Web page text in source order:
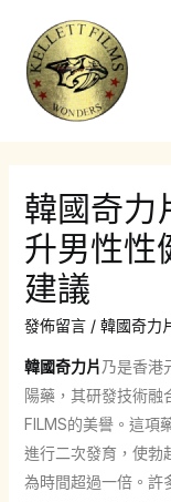
韓國奇力
升男性性
建議
發佈留言 / 韓國奇力
韓國奇力片乃是香港
陽藥，其研發技術融
FILMS的美譽。這項
進行二次發育，使勃
為時間超過一倍。許